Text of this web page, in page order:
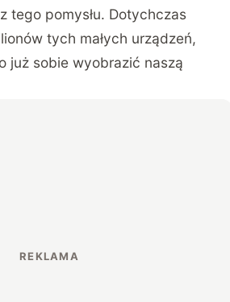
tego pomysłu. Dotychczas
tych małych urządzeń,
już sobie wyobrazić naszą